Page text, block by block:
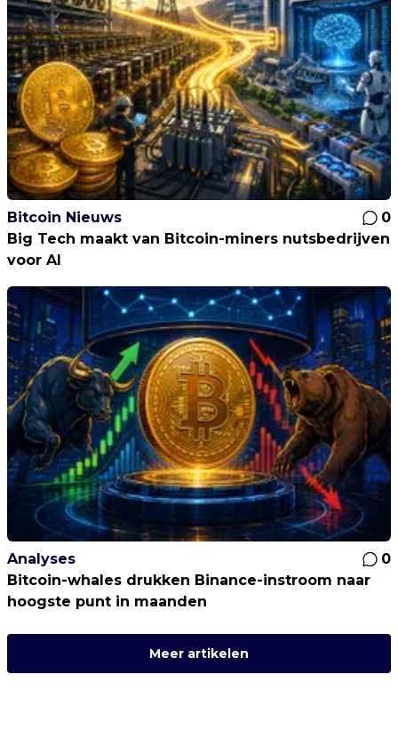
Bitcoin Nieuws
0
Big Tech maakt van Bitcoin-miners nutsbedrijven
voor AI
Analyses
0
Bitcoin-whales drukken Binance-instroom naar
hoogste punt in maanden
Meer artikelen